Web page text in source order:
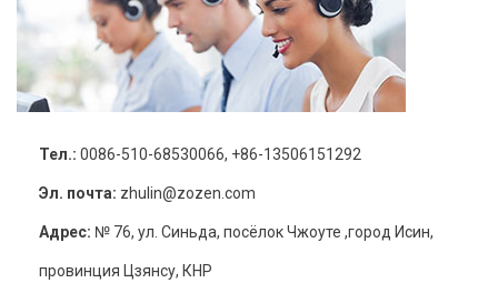
Тел.: 0086-510-68530066, +86-13506151292
Эл. почта: zhulin@zozen.com
Адрес: № 76, ул. Синьда, посёлок Чжоуте ,город Исин,
провинция Цзянсу, КНР